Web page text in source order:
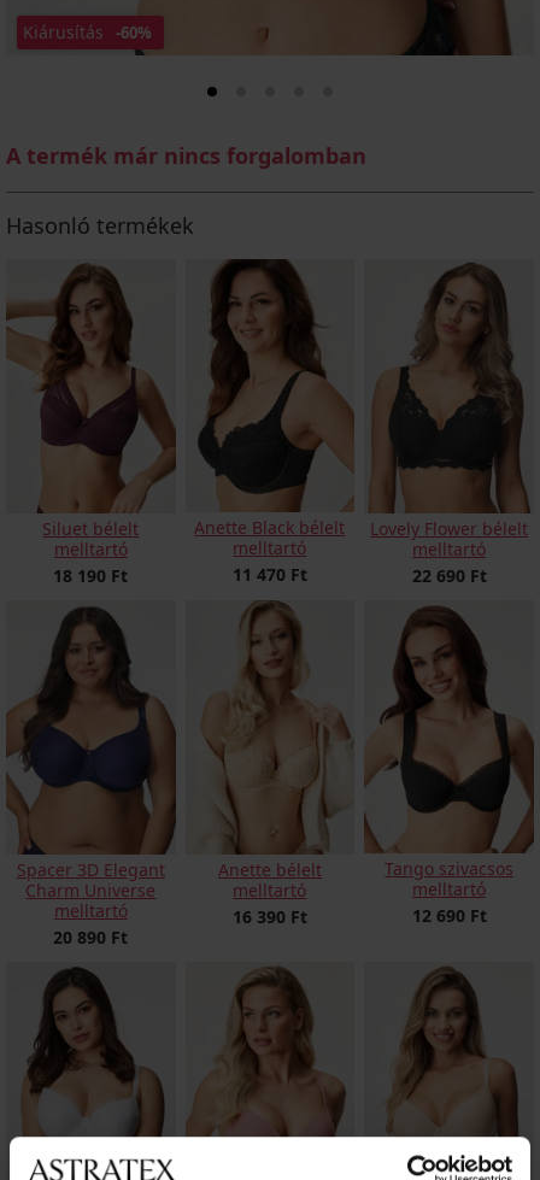
Kiárusítás -60%
A termék már nincs forgalomban
Hasonló termékek
Siluet bélelt
melltartó
18 190 Ft
Anette Black bélelt
melltartó
11 470 Ft
Lovely Flower bélelt
melltartó
22 690 Ft
Spacer 3D Elegant
Charm Universe
melltartó
20 890 Ft
Anette bélelt
melltartó
16 390 Ft
Tango szivacsos
melltartó
12 690 Ft